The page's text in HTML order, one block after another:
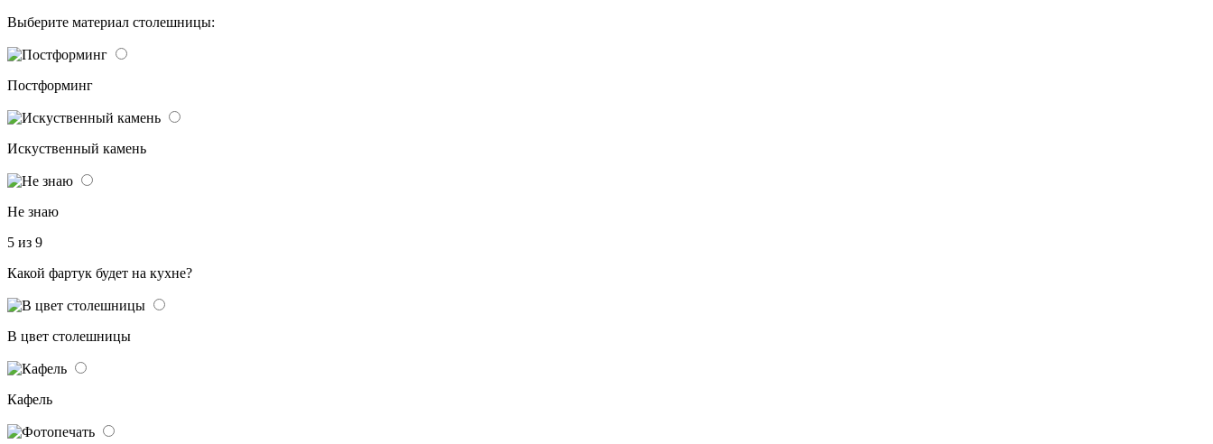
Выберите материал столешницы:
Постформинг
Искуственный камень
Не знаю
5 из 9
Какой фартук будет на кухне?
В цвет столешницы
Кафель